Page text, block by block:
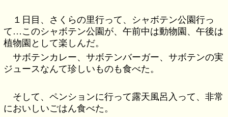
１日目、さくらの里行って、シャボテン公園行っ
て…このシャボテン公園が、午前中は動物園、午後は
植物園として楽しんだ。
サボテンカレー、サボテンバーガー、サボテンの実
ジュースなんて珍しいものも食べた。
そして、ペンションに行って露天風呂入って、非常
においしいごはん食べた。